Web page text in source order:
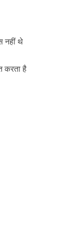
नहीं थे
करता है